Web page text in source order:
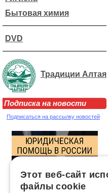
Бытовая химия
DVD
Традиции Алтая
Подписка на новости
Подписаться на рассылку новостей
Этот веб-сайт
файлы cookie